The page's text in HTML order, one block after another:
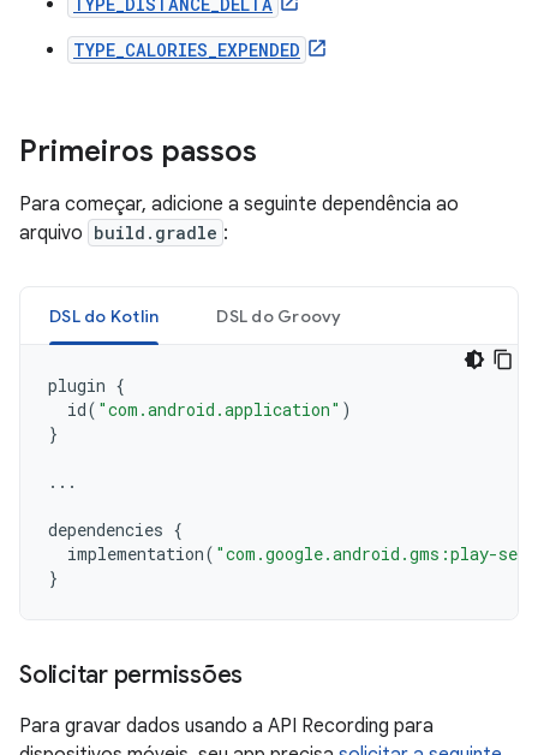
TYPE_CALORIES_EXPENDED
Primeiros passos
Para começar, adicione a seguinte dependência ao
arquivo build.gradle :
DSL do Kotlin DSL do Groovy
plugin {
id( "com.android.application" )
}
...
dependencies {
implementation( "com.google.android.gms:play-
}
Solicitar permissões
Para gravar dados usando a API Recording para